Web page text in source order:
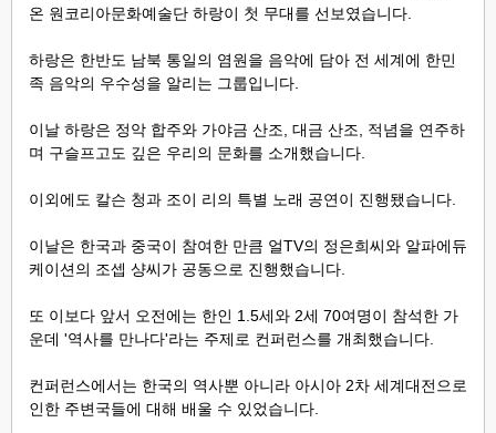
온 원코리아문화예술단 하랑이 첫 무대를 선보였습니다.
하랑은 한반도 남북 통일의 염원을 음악에 담아 전 세계에 한민
족 음악의 우수성을 알리는 그룹입니다.
이날 하랑은 정악 합주와 가야금 산조, 대금 산조, 적념을 연주하
며 구슬프고도 깊은 우리의 문화를 소개했습니다.
이외에도 칼슨 청과 조이 리의 특별 노래 공연이 진행됐습니다.
이날은 한국과 중국이 참여한 만큼 얼TV의 정은희씨와 알파에듀
케이션의 조셉 샹씨가 공동으로 진행했습니다.
또 이보다 앞서 오전에는 한인 1.5세와 2세 70여명이 참석한 가
운데 '역사를 만나다'라는 주제로 컨퍼런스를 개최했습니다.
컨퍼런스에서는 한국의 역사뿐 아니라 아시아 2차 세계대전으로
인한 주변국들에 대해 배울 수 있었습니다.